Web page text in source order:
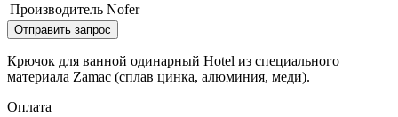
Производитель Nofer
Отправить запрос
Крючок для ванной одинарный Hotel из специального
материала Zamac (сплав цинка, алюминия, меди).
Оплата